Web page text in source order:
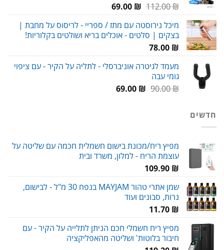
112.00₪
המחיר
היה:
112.00 ₪.
69.00 ₪
המחיר
הוא:
69.00 ₪.
מיכל נירוסטה עם מתז / ספריי - לריסוס על מחבת |
בצקים | סלטים - אוכלים בריא ושולטים בקלוריות!
78.00 ₪
מעמד לגיטרה אוניברסלי - לתליה על הקיר - עם ציפוי
גומי עבה
90.00₪
המחיר69.00 ₪
המחיר
חדשים
מפיץ ריח/מכונת בישום חשמלית חכמה עם שליטה על
עוצמת הריח - למלון, משרד ובית
109.90 ₪
שמן אתרי טהור MAYJAM בנפח 30 מ"ל - לבישום,
נרות, סבונים ועוד
11.70 ₪
מפיץ ריח חשמלי חכם הניתן לתלייה על הקיר - עם
חיבור בלוטות' ושליטה מהאפליקציה